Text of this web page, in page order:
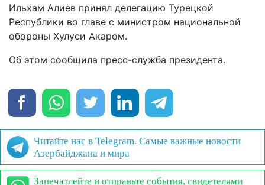
Ильхам Алиев принял делегацию Турецкой
Республики во главе с министром национальной
обороны Хулуси Акаром.
Oб этом сообщила пресс-служба президента.
Читайте нас в Telegram. Самые важные новости
Азербайджана и мира
Запечатлейте и отправьте события, свидетелями